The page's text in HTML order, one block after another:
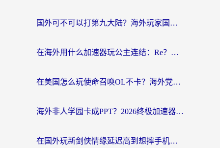
国外可不可以打第九大陆？海外玩家国服畅玩终极指南（附3大热门游戏解决妙招）
在海外用什么加速器玩公主连结：Re？老玩家亲测的稳定方案来了
在美国怎么玩使命召唤OL不卡？海外党亲测有效的国服游戏加速器指南
海外非人学园卡成PPT？2026终极加速器指南：从暗区突围到王国纪元，一篇搞定
在国外玩新剑侠情缘延迟高到想摔手机？海外玩家亲测有效的加速器选择指南